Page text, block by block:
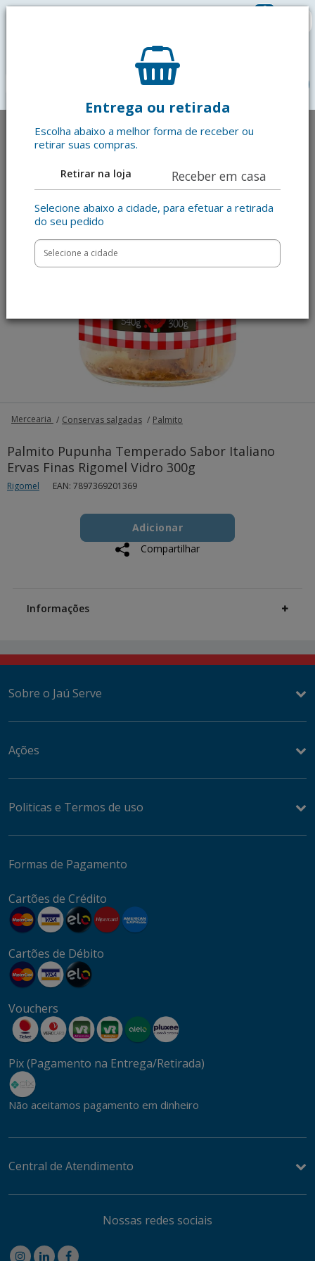
0
Entrega ou retirada
Escolha abaixo a melhor forma de receber ou
retirar suas compras.
Retirar na loja Receber em casa
Selecione abaixo a cidade, para efetuar a retirada
do seu pedido
Mercearia Conservas salgadas Palmito
Palmito Pupunha Temperado Sabor Italiano
Ervas Finas Rigomel Vidro 300g
Rigomel EAN: 7897369201369
to
cart
Product
ActionsAdicionar
Compartilhar
Information
Informações
Sobre o Jaú Serve
Ações
Politicas e Termos de uso
Formas de Pagamento
Cartões de Crédito
Cartões de Débito
Vouchers
Pix (Pagamento na Entrega/Retirada)
Não aceitamos pagamento em dinheiro
Central de Atendimento
Nossas redes sociais